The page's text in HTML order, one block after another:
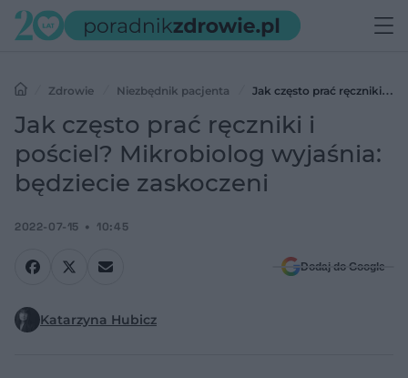
Zdrowie Niezbędnik pacjenta
Jak często prać ręczniki i
pościel? Mikrobiolog wyjaśnia: będziecie zaskoczeni
Jak często prać ręczniki i
pościel? Mikrobiolog wyjaśnia:
będziecie zaskoczeni
2022-07-15 10:45
Dodaj do Google
Katarzyna Hubicz